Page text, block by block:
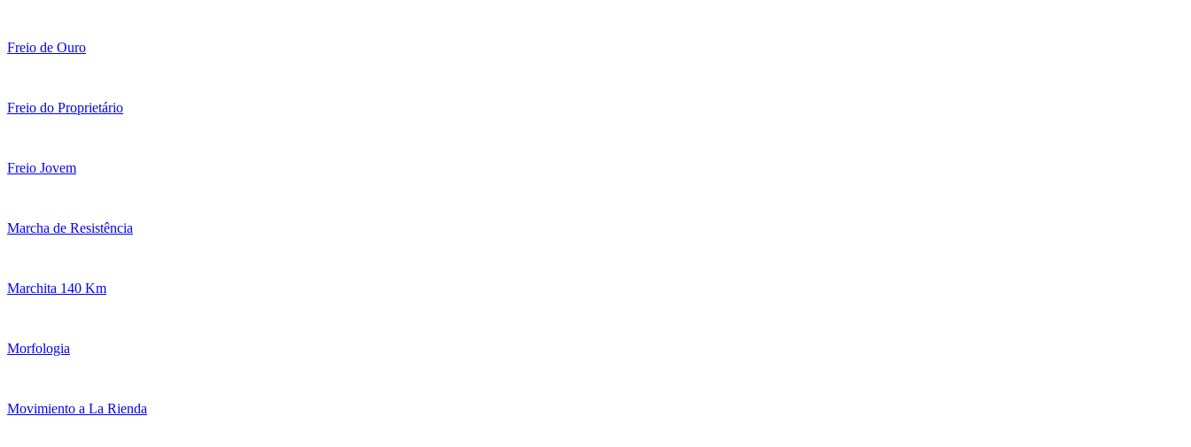
Freio de Ouro
Freio do Proprietário
Freio Jovem
Marcha de Resistência
Marchita 140 Km
Morfologia
Movimiento a La Rienda